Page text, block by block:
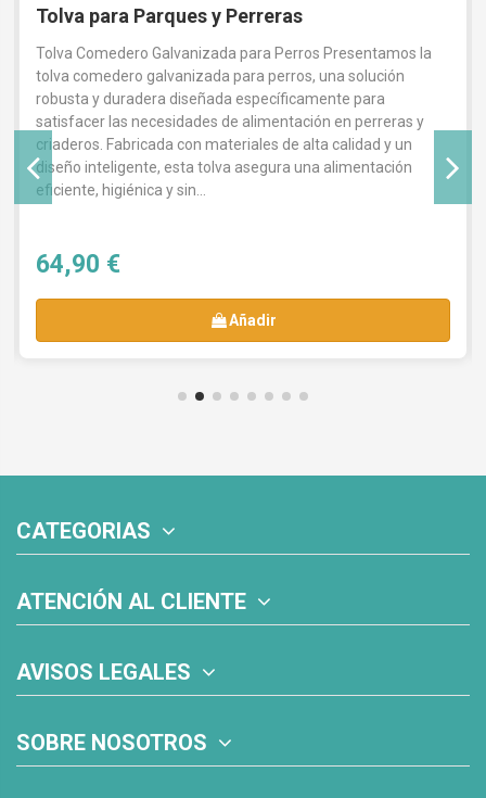
Tolva para Parques y Perreras
Tolva Comedero Galvanizada para Perros Presentamos la
tolva comedero galvanizada para perros, una solución
robusta y duradera diseñada específicamente para
satisfacer las necesidades de alimentación en perreras y
criaderos. Fabricada con materiales de alta calidad y un
diseño inteligente, esta tolva asegura una alimentación
eficiente, higiénica y sin...
64,90 €
Añadir
CATEGORIAS
ATENCIÓN AL CLIENTE
AVISOS LEGALES
SOBRE NOSOTROS